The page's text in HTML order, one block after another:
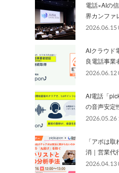
電話×AIの
界カンファ
2026.06.15
AIクラウド
良電話事
2026.06.12
AI電話「
の音声安定
2026.05.26
「アポは
消｜営業代
2026.04.13